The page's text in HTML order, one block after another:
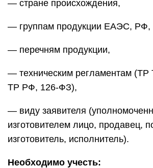
— стране происхождения,
— группам продукции ЕАЭС, РФ,
— перечням продукции,
— техническим регламентам
ТР РФ, 126-ФЗ),
— виду заявителя
изготовителем лицо, продавец,
изготовитель, исполнитель).
Необходимо учесть: